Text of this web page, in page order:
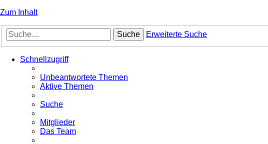
Zum Inhalt
Suche Erweiterte Suche
Schnellzugriff
Unbeantwortete Themen
Aktive Themen
Suche
Mitglieder
Das Team